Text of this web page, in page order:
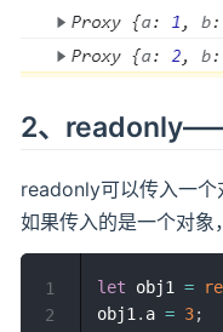
2、
readonly可以传入一个
如果传入的是一个对象
let obj1 =
obj1. a = 3;
1
2